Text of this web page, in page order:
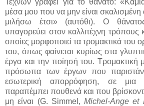
μέσα μου που να μην είναι
μιλήσω έτσι» (αυτόθι). Ο
υπαγορεύει στον καλλιτέχνη τρόπους
οποίες μορφοποιεί τα τρομακτικά του
του, όπως φαίνεται κυρίως στα
έργα και την ποίησή του. Τρομακτική
πρόσωπα των έργων που
εσωτερική απορρόφηση, σε μια
παραπέμπει πουθενά και που
μη είναι (G. Simmel, Michel-Ange et